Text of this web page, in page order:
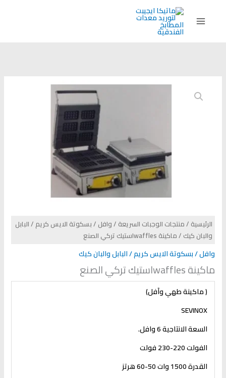
المحتوى
الرئيسية /منتجات الوجبات السريعة /وافل / بسكوتة الايس كريم / البابل
والبان كيك / ماكينة wafflesاستيك تركي الصنع
وافل / بسكوتة الايس كريم / البابل والبان كيك
ماكينة wafflesاستيك تركي الصنع
( ماكينة طهي وآفل)
SEVINOX
السعة الانتاجية 6 وافل.
الفولت 220-230 فولت
القدرة 1500 وات 50-60 هرتز